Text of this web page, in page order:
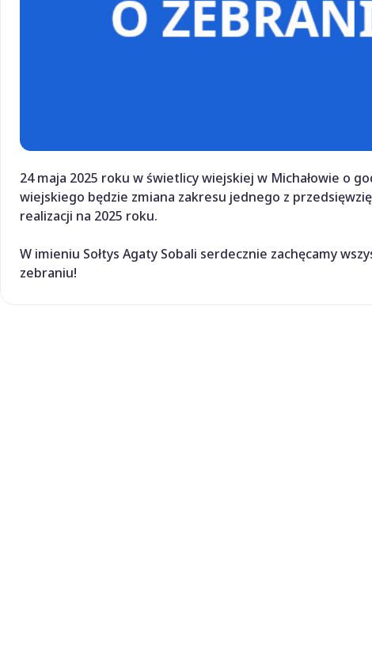
24 maja 2025 roku w świetlicy wiejskiej w Michałowie o
wiejskiego będzie zmiana zakresu jednego z
realizacji na 2025 roku.
W imieniu Sołtys Agaty Sobali serdecznie zachęcamy
zebraniu!